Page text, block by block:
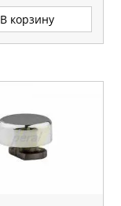
В корзину